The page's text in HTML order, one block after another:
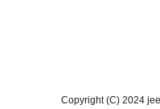
Copyright (C) 2024